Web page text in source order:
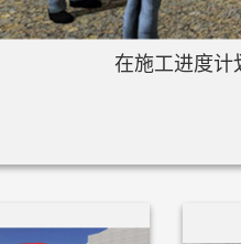
在施工进度计